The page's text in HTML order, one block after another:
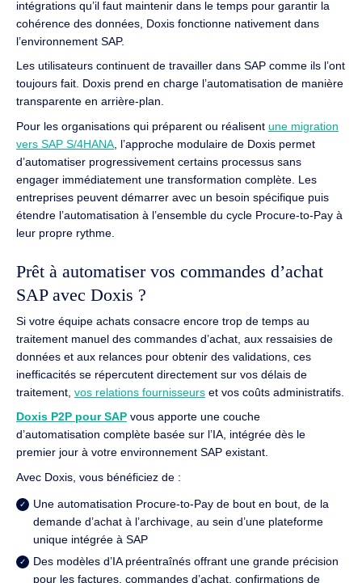
intégrations qu’il faut maintenir dans le temps pour garantir la
cohérence des données, Doxis fonctionne nativement dans
l’environnement SAP.
Les utilisateurs continuent de travailler dans SAP comme ils l’ont
toujours fait. Doxis prend en charge l’automatisation de manière
transparente en arrière-plan.
Pour les organisations qui préparent ou réalisent une migration
vers SAP S/4HANA , l’approche modulaire de Doxis permet
d’automatiser progressivement certains processus sans
engager immédiatement une transformation complète. Les
entreprises peuvent démarrer avec un besoin spécifique puis
étendre l’automatisation à l’ensemble du cycle Procure-to-Pay à
leur propre rythme.
Prêt à automatiser vos commandes d’achat
SAP avec Doxis ?
Si votre équipe achats consacre encore trop de temps au
traitement manuel des commandes d’achat, aux ressaisies de
données et aux relances pour obtenir des validations, ces
inefficacités se répercutent directement sur vos délais de
traitement, vos relations fournisseurs et vos coûts administratifs.
Doxis P2P pour SAP vous apporte une couche
d’automatisation complète basée sur l’IA, intégrée dès le
premier jour à votre environnement SAP existant.
Avec Doxis, vous bénéficiez de :
Une automatisation Procure-to-Pay de bout en bout, de la
demande d’achat à l’archivage, au sein d’une plateforme
unique intégrée à SAP
Des modèles d’IA préentraînés offrant une grande précision
pour les factures, commandes d’achat, confirmations de